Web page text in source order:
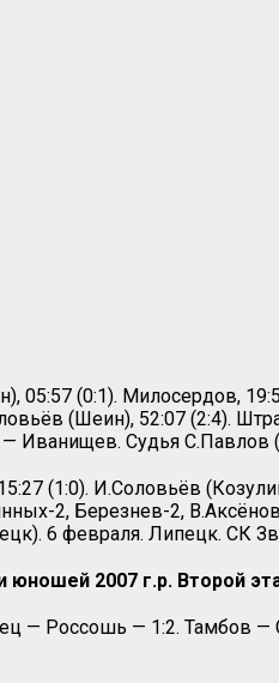
05:57 (0:1). Милосердов,
(Шеин), 52:07 (2:4).
Иванищев. Судья С.Павлов
(1:0). И.Соловьёв
2, Березнев-2,
6 февраля. Липецк. СК
2007 г.р. Второй
— Россошь — 1:2. Тамбов